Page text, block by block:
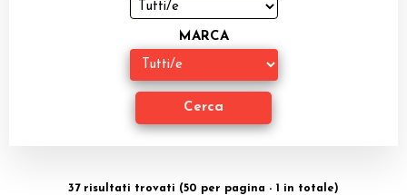
Giochi di Carte Collezionabili
MARCA
37 risultati trovati (50 per pagina - 1 in totale)